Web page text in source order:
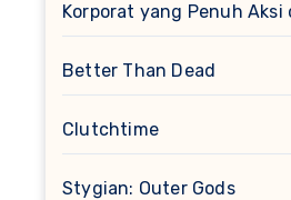
Korporat yang Penuh Aksi
Better Than Dead
Clutchtime
Stygian: Outer Gods